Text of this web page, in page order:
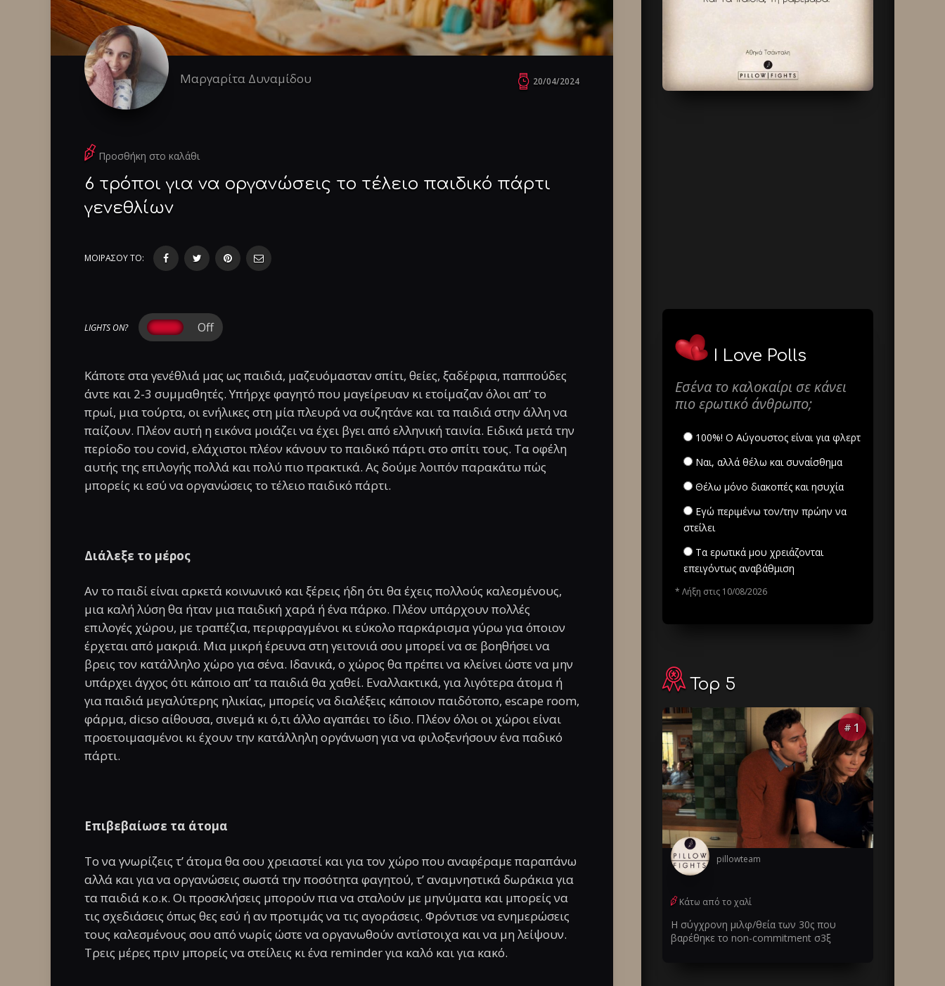
Μαργαρίτα Δυναμίδου 20/04/2024
Προσθήκη στο καλάθι
6 τρόποι για να οργανώσεις το τέλειο παιδικό πάρτι
γενεθλίων
ΜΟΙΡΑΣΟΥ ΤΟ:
LIGHTS ON?
Κάποτε στα γενέθλιά μας ως παιδιά, μαζευόμασταν σπίτι, θείες, ξαδέρφια, παππούδες
άντε και 2-3 συμμαθητές. Υπήρχε φαγητό που μαγείρευαν κι ετοίμαζαν όλοι απ’ το
πρωί, μια τούρτα, οι ενήλικες στη μία πλευρά να συζητάνε και τα παιδιά στην άλλη να
παίζουν. Πλέον αυτή η εικόνα μοιάζει να έχει βγει από ελληνική ταινία. Ειδικά μετά την
περίοδο του covid, ελάχιστοι πλέον κάνουν το παιδικό πάρτι στο σπίτι τους. Τα οφέλη
αυτής της επιλογής πολλά και πολύ πιο πρακτικά. Ας δούμε λοιπόν παρακάτω πώς
μπορείς κι εσύ να οργανώσεις το τέλειο παιδικό πάρτι.
Διάλεξε το μέρος
Αν το παιδί είναι αρκετά κοινωνικό και ξέρεις ήδη ότι θα έχεις πολλούς καλεσμένους,
μια καλή λύση θα ήταν μια παιδική χαρά ή ένα πάρκο. Πλέον υπάρχουν πολλές
επιλογές χώρου, με τραπέζια, περιφραγμένοι κι εύκολο παρκάρισμα γύρω για όποιον
έρχεται από μακριά. Μια μικρή έρευνα στη γειτονιά σου μπορεί να σε βοηθήσει να
βρεις τον κατάλληλο χώρο για σένα. Ιδανικά, ο χώρος θα πρέπει να κλείνει ώστε να μην
υπάρχει άγχος ότι κάποιο απ’ τα παιδιά θα χαθεί. Εναλλακτικά, για λιγότερα άτομα ή
για παιδιά μεγαλύτερης ηλικίας, μπορείς να διαλέξεις κάποιον παιδότοπο, escape room,
φάρμα, dicso αίθουσα, σινεμά κι ό,τι άλλο αγαπάει το ίδιο. Πλέον όλοι οι χώροι είναι
προετοιμασμένοι κι έχουν την κατάλληλη οργάνωση για να φιλοξενήσουν ένα παδικό
πάρτι.
Επιβεβαίωσε τα άτομα
Το να γνωρίζεις τ’ άτομα θα σου χρειαστεί και για τον χώρο που αναφέραμε παραπάνω
αλλά και για να οργανώσεις σωστά την ποσότητα φαγητού, τ’ αναμνηστικά δωράκια για
τα παιδιά κ.ο.κ. Οι προσκλήσεις μπορούν πια να σταλούν με μηνύματα και μπορείς να
τις σχεδιάσεις όπως θες εσύ ή αν προτιμάς να τις αγοράσεις. Φρόντισε να ενημερώσεις
τους καλεσμένους σου από νωρίς ώστε να οργανωθούν αντίστοιχα και να μη λείψουν.
Τρεις μέρες πριν μπορείς να στείλεις κι ένα reminder για καλό και για κακό.
I Love Polls
Εσένα το καλοκαίρι σε κάνει
πιο ερωτικό άνθρωπο;
100%! Ο Αύγουστος είναι για φλερτ
Ναι, αλλά θέλω και συναίσθημα
Θέλω μόνο διακοπές και ησυχία
Εγώ περιμένω τον/την πρώην να
στείλει
Τα ερωτικά μου χρειάζονται
επειγόντως αναβάθμιση
* Λήξη στις 10/08/2026
Top 5
# 1
pillowteam
Κάτω από το χαλί
Η σύγχρονη μιλφ/θεία των 30ς που
βαρέθηκε το non-commitment σ3ξ